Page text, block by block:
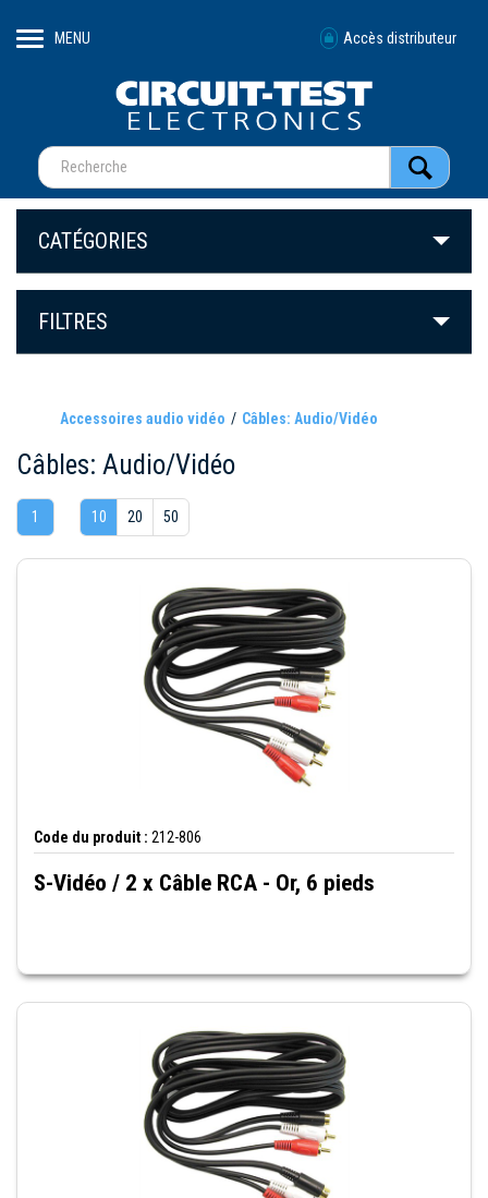
MENU Accès distributeur
CATÉGORIES
FILTRES
Accessoires audio vidéo Câbles: Audio/Vidéo
Câbles: Audio/Vidéo
1 10 20 50
Code du produit : 212-806
S-Vidéo / 2 x Câble RCA - Or, 6 pieds